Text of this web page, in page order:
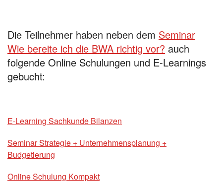
Die Teilnehmer haben neben dem Seminar
Wie bereite ich die BWA richtig vor? auch
folgende Online Schulungen und E-Learnings
gebucht:
E-Learning Sachkunde Bilanzen
Seminar Strategie + Unternehmensplanung +
Budgetierung
Online Schulung Kompakt